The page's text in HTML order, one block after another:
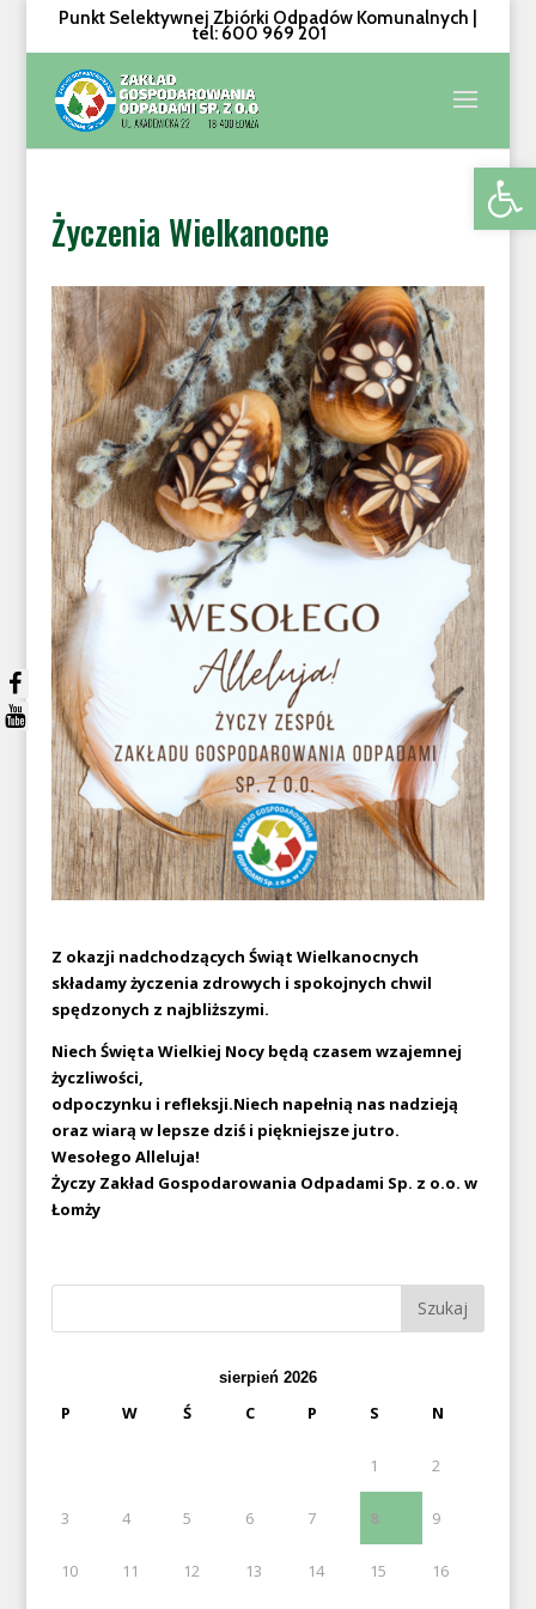
Punkt Selektywnej Zbiórki Odpadów Komunalnych |
tel: 600 969 201
Życzenia Wielkanocne
Z okazji nadchodzących Świąt Wielkanocnych
składamy życzenia zdrowych i spokojnych chwil
spędzonych z najbliższymi.
Niech Święta Wielkiej Nocy będą czasem wzajemnej
życzliwości,
odpoczynku i refleksji.Niech napełnią nas nadzieją
oraz wiarą w lepsze dziś i piękniejsze jutro.
Wesołego Alleluja!
Życzy Zakład Gospodarowania Odpadami Sp. z o.o. w
Łomży
sierpień 2026
P W Ś C P S N
1 2
3 4 5 6 7 8 9
10 11 12 13 14 15 16